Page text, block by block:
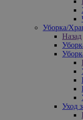
Уборка/
Назад
Уход